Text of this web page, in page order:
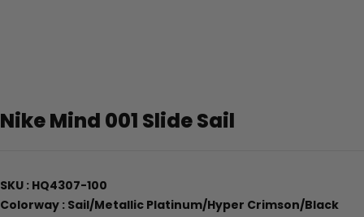
Nike Mind 001 Slide Sail
SKU : HQ4307-100
Colorway : Sail/Metallic Platinum/Hyper Crimson/Black